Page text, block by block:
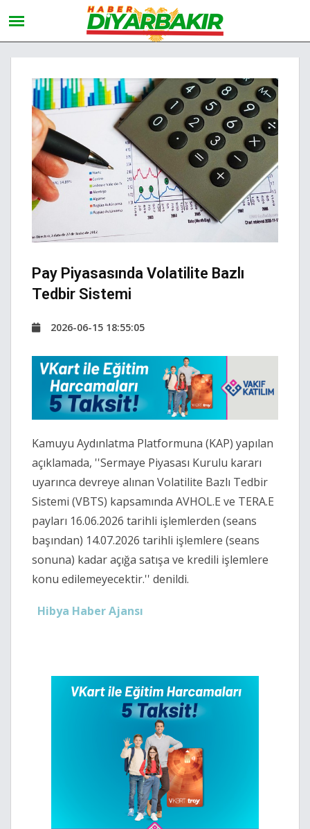
Pay Piyasasında Volatilite Bazlı
Tedbir Sistemi
2026-06-15 18:55:05
Kamuyu Aydınlatma Platformuna (KAP) yapılan
açıklamada, ''Sermaye Piyasası Kurulu kararı
uyarınca devreye alınan Volatilite Bazlı Tedbir
Sistemi (VBTS) kapsamında AVHOL.E ve TERA.E
payları 16.06.2026 tarihli işlemlerden (seans
başından) 14.07.2026 tarihli işlemlere (seans
sonuna) kadar açığa satışa ve kredili işlemlere
konu edilemeyecektir.'' denildi.
Hibya Haber Ajansı